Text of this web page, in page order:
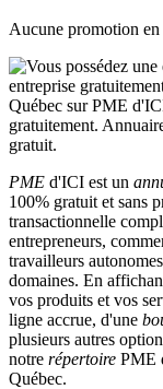
Aucune promotion en
PME d'ICI est un
100% gratuit et sans
transactionnelle
entrepreneurs,
travailleurs
domaines. En
vos produits et vos
ligne accrue, d'une
plusieurs autres
notre répertoire PME
Québec.